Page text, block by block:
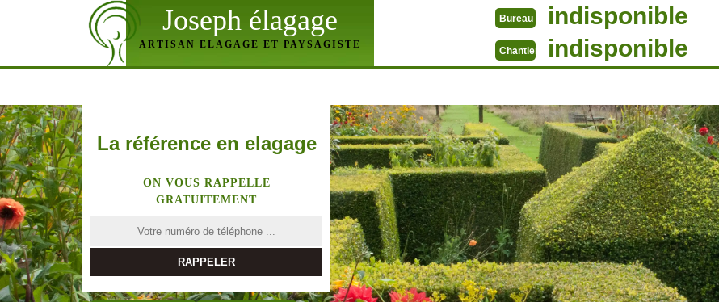
Joseph élagage
ARTISAN ELAGAGE ET PAYSAGISTE
Bureau indisponible
Chantier indisponible
La référence en elagage
ON VOUS RAPPELLE
GRATUITEMENT